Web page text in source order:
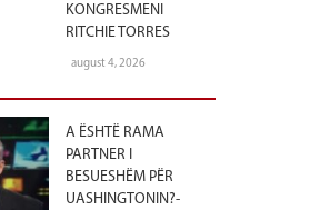
KONGRESMENI
RITCHIE TORRES
august 4, 2026
A ËSHTË RAMA
PARTNER I
BESUESHËM PËR
UASHINGTONIN?-